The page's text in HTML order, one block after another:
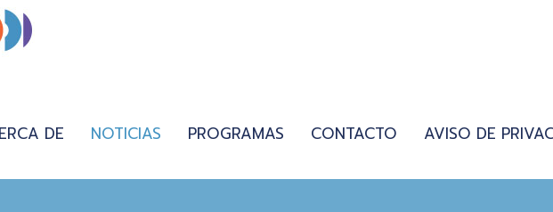
DE NOTICIAS PROGRAMAS CONTACTO AVISO DE